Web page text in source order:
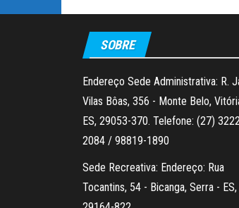
SOBRE
Endereço Sede Administrativa: R.
Vilas Bôas, 356 - Monte Belo,
ES, 29053-370. Telefone: (27)
2084 / 98819-1890
Sede Recreativa: Endereço: Rua
Tocantins, 54 - Bicanga, Serra - ES,